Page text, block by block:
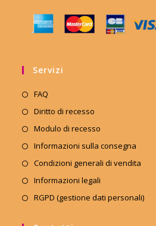
Servizi
FAQ
Diritto di recesso
Modulo di recesso
Informazioni sulla consegna
Condizioni generali di vendita
Informazioni legali
RGPD (gestione dati personali)